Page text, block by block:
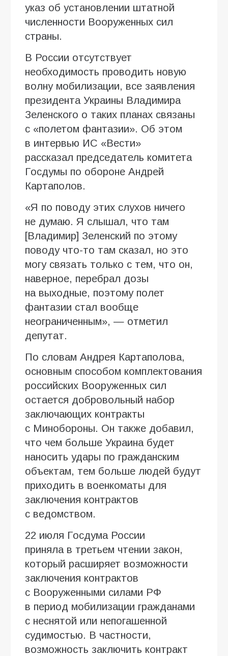
указ об установлении штатной
численности Вооруженных сил
страны.
В России отсутствует
необходимость проводить новую
волну мобилизации, все заявления
президента Украины Владимира
Зеленского о таких планах связаны
с «полетом фантазии». Об этом
в интервью ИC «Вести»
рассказал председатель комитета
Госдумы по обороне Андрей
Картаполов.
«Я по поводу этих слухов ничего
не думаю. Я слышал, что там
[Владимир] Зеленский по этому
поводу что-то там сказал, но это
могу связать только с тем, что он,
наверное, перебрал дозы
на выходные, поэтому полет
фантазии стал вообще
неограниченным», — отметил
депутат.
По словам Андрея Картаполова,
основным способом комплектования
российских Вооруженных сил
остается добровольный набор
заключающих контракты
с Минобороны. Он также добавил,
что чем больше Украина будет
наносить удары по гражданским
объектам, тем больше людей будут
приходить в военкоматы для
заключения контрактов
с ведомством.
22 июля Госдума России
приняла в третьем чтении закон,
который расширяет возможности
заключения контрактов
с Вооруженными силами РФ
в период мобилизации гражданами
с неснятой или непогашенной
судимостью. В частности,
возможность заключить контракт